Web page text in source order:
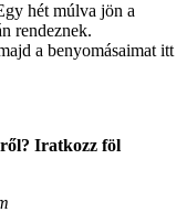
hét múlva jön a
rendeznek.
a benyomásaimat itt
Iratkozz föl